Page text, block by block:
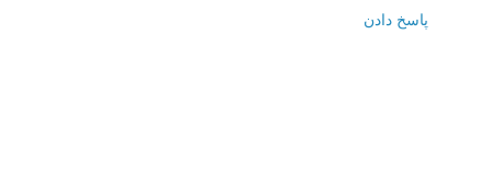
پاسخ دادن